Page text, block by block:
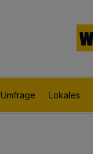
Umfrage Lokales